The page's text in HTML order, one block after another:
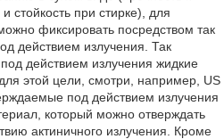
стойкость при стирке), для
фиксировать посредством так
действием излучения. Так
действием излучения жидкие
этой цели, смотри, например, US
под действием излучения
который можно отверждать
актиничного излучения. Кроме